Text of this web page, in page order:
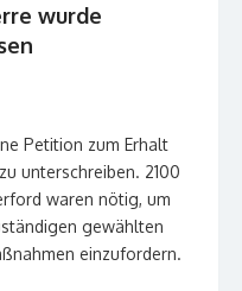
wurde
Petition zum Erhalt
unterschreiben. 2100
waren nötig, um
gewählten
einzufordern.